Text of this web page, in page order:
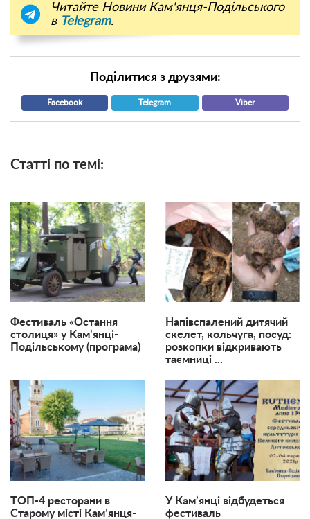
Читайте Новини Кам'янця-Подільського
в Telegram.
Поділитися з друзями:
Facebook Telegram Viber
Статті по темі:
Фестиваль «Остання
столиця» у Кам’янці-
Подільському (програма)
Напівспалений дитячий
скелет, кольчуга, посуд:
розкопки відкривають
таємниці ...
ТОП-4 ресторани в
Старому місті Кам’янця-
У Кам’янці відбудеться
фестиваль